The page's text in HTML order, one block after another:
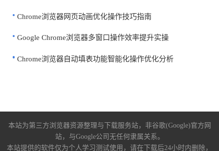
Chrome浏览器网页动画优化操作技巧指南
Google Chrome浏览器多窗口操作效率提升实操
Chrome浏览器自动填表功能智能化操作优化分析
本站为第三方浏览器资源整理与下载服务站，非谷歌(Google)官方网
站，与Google公司无任何隶属关系。
本站提供的软件仅为个人学习测试使用，请在下载后24小时内删除，